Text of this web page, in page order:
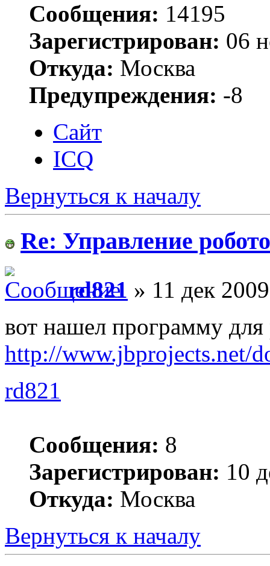
Сообщения: 14195
Зарегистрирован: 06
Откуда: Москва
Предупреждения: -8
Сайт
ICQ
Вернуться к началу
Re: Управление
rd821 » 11 дек
вот нашел программу для
http://www.jbprojects.net/
rd821
Сообщения: 8
Зарегистрирован: 10
Откуда: Москва
Вернуться к началу